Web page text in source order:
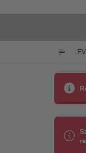
ELŐÉTELEK